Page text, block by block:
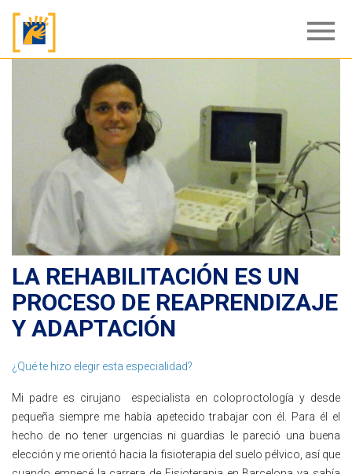
menu
LA REHABILITACIÓN ES UN
PROCESO DE REAPRENDIZAJE
Y ADAPTACIÓN
¿Qué te hizo elegir esta especialidad?
Mi padre es cirujano especialista en coloproctología y desde
pequeña siempre me había apetecido trabajar con él. Para él el
hecho de no tener urgencias ni guardias le pareció una buena
elección y me orientó hacia la fisioterapia del suelo pélvico, así que